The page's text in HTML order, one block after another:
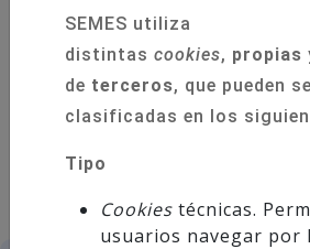
SEMES utiliza
distintas cookies, propias
de terceros, que pueden
clasificadas en los
Tipo
Cookies técnicas.
usuarios navegar por